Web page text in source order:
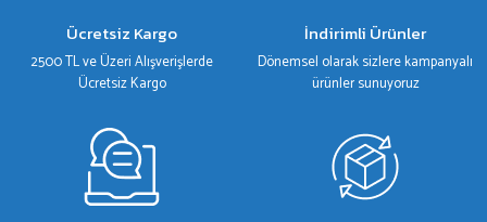
Ürün fiyatı diğer sitelerden daha pahalı.
Bu ürüne benzer farklı alternatifler olmalı.
Ücretsiz Kargo
2500 TL ve Üzeri Alışverişlerde
Ücretsiz Kargo
İndirimli Ürünler
Dönemsel olarak sizlere kampanyalı
ürünler sunuyoruz